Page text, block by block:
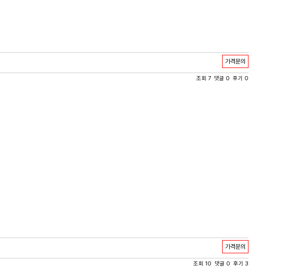
가격문의
조회 7 댓글 0 후기 0
가격문의
조회 10 댓글 0 후기 3